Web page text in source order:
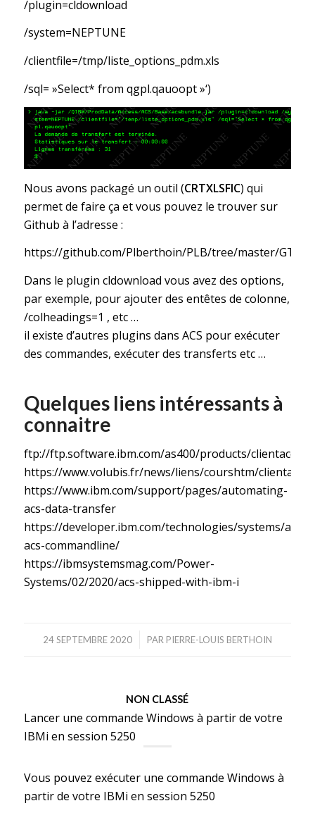
/plugin=cldownload
/system=NEPTUNE
/clientfile=/tmp/liste_options_pdm.xls
/sql= »Select* from qgpl.qauoopt »‘)
Nous avons packagé un outil (CRTXLSFIC) qui
permet de faire ça et vous pouvez le trouver sur
Github à l’adresse :
https://github.com/Plberthoin/PLB/tree/master/
Dans le plugin cldownload vous avez des options,
par exemple, pour ajouter des entêtes de colonne,
/colheadings=1 , etc …
il existe d’autres plugins dans ACS pour exécuter
des commandes, exécuter des transferts etc …
Quelques liens intéressants à
connaitre
ftp://ftp.software.ibm.com/as400/products/
https://www.volubis.fr/news/liens/courshtm/
https://www.ibm.com/support/pages/automating-
acs-data-transfer
https://developer.ibm.com/technologies/systems/
acs-commandline/
https://ibmsystemsmag.com/Power-
Systems/02/2020/acs-shipped-with-ibm-i
24 SEPTEMBRE 2020
/ PAR PIERRE-LOUIS BERTHOIN
NON CLASSÉ
Lancer une commande Windows à partir de votre
IBMi en session 5250
Vous pouvez exécuter une commande Windows à
partir de votre IBMi en session 5250